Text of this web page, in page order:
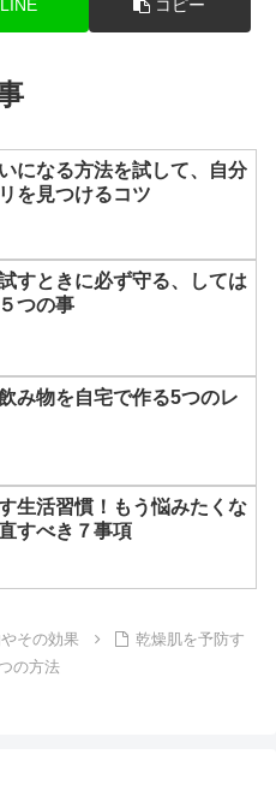
LINE コピー
になる方法を試して、自分
を見つけるコツ
すときに必ず守る、しては
つの事
み物を自宅で作る5つのレ
生活習慣！もう悩みたくな
すべき７事項
その効果
乾燥肌を予防す
の方法